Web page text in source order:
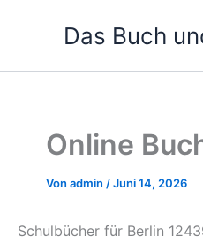
Das Buch
Online
Von admin /Juni 14, 2026
Schulbücher für Berlin